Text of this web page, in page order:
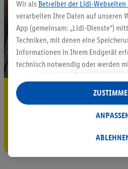
5.95 € Versand
Gutschein
Wir als Betreiber der Lidl-
verarbeiten Ihre Daten auf unseren
App (gemeinsam: „Lidl-Dienste“)
Techniken, mit denen eine
Informationen in Ihrem Endgerät
technisch notwendig oder werden
auch durch Partner (u.a.
Verantwortliche; im Zusammenhang
insgesamt
Statistik-Erstellung oder für
Datenverarbeitungen für